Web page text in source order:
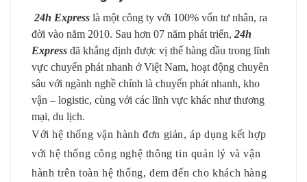
24h Express là một công ty với 100% vốn tư nhân, ra
đời vào năm 2010. Sau hơn 07 năm phát triển, 24h
Express đã khẳng định được vị thế hàng đầu trong lĩnh
vực chuyển phát nhanh ở Việt Nam, hoạt động chuyên
sâu với ngành nghề chính là chuyển phát nhanh, kho
vận – logistic, cùng với các lĩnh vực khác như thương
mại, du lịch.
Với hệ thống vận hành đơn giản, áp dụng kết hợp
với hệ thống công nghệ thông tin quản lý và vận
hành trên toàn hệ thống, đem đến cho khách hàng